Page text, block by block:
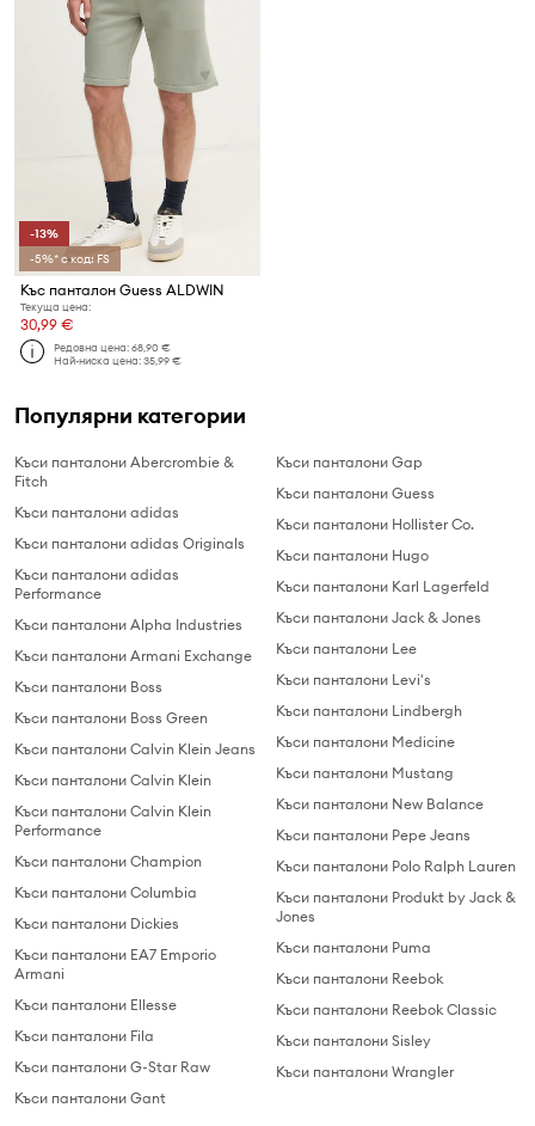
-13%
-5%* с код: FS
Къс панталон Guess ALDWIN
Текуща цена:
30,99 €
Редовна цена:68,90 €
Най-ниска цена:35,99 €
Популярни категории
Къси панталони Abercrombie &
Fitch
Къси панталони adidas
Къси панталони adidas Originals
Къси панталони adidas
Performance
Къси панталони Alpha Industries
Къси панталони Armani Exchange
Къси панталони Boss
Къси панталони Boss Green
Къси панталони Calvin Klein Jeans
Къси панталони Calvin Klein
Къси панталони Calvin Klein
Performance
Къси панталони Champion
Къси панталони Columbia
Къси панталони Dickies
Къси панталони EA7 Emporio
Armani
Къси панталони Ellesse
Къси панталони Fila
Къси панталони G-Star Raw
Къси панталони Gant
Къси панталони Gap
Къси панталони Guess
Къси панталони Hollister Co.
Къси панталони Hugo
Къси панталони Karl Lagerfeld
Къси панталони Jack & Jones
Къси панталони Lee
Къси панталони Levi's
Къси панталони Lindbergh
Къси панталони Medicine
Къси панталони Mustang
Къси панталони New Balance
Къси панталони Pepe Jeans
Къси панталони Polo Ralph Lauren
Къси панталони Produkt by Jack &
Jones
Къси панталони Puma
Къси панталони Reebok
Къси панталони Reebok Classic
Къси панталони Sisley
Къси панталони Wrangler